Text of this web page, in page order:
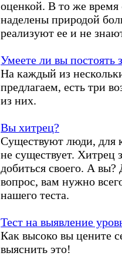
оценкой. В то же время
наделены природой
реализуют ее и не
Умеете ли вы постоять
На каждый из
предлагаем, есть три
из них.
Вы хитрец?
Существуют люди, для
не существует. Хитрец
добиться своего. А вы?
вопрос, вам нужно
нашего теста.
Тест на выявление
Как высоко вы цените
выяснить это!